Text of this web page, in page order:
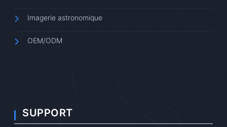
Imagerie astronomique
OEM/ODM
SUPPORT